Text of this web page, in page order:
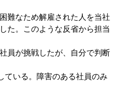
難なため解雇された人を当社
た。このような反省から担当
員が挑戦したが、自分で判断
いる。障害のある社員のみ